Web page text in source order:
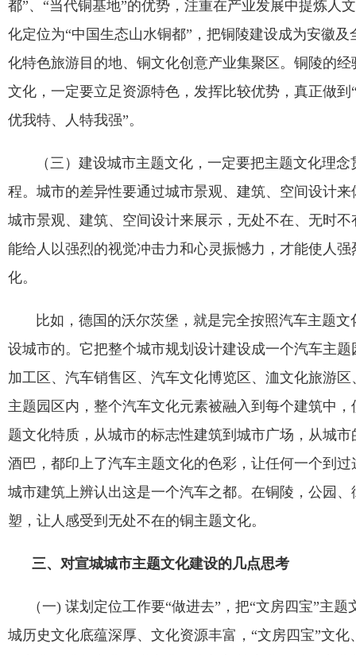
都”、 “当代铜基地”的优势，注重在产业发展中提炼人
化定位为“中国生态山水铜都” ，把铜陵建设成为安徽
化特色旅游目的地、铜文化创意产业集聚区。铜陵的
文化，一定要立足资源特色，发挥比较优势，真正做到
优我特、人特我强”。
（三）建设城市主题文化，一定要把主题文化理
程。城市的差异性要通过城市景观、建筑、空间设计
城市景观、建筑、空间设计来展示，无处不在、无时
能给人以强烈的视觉冲击力和心灵振憾力，才能使人
化。
比如，德国的沃尔茨堡，就是完全按照汽车主题文
设城市的。它把整个城市规划设计建设成一个汽车主
加工区、汽车销售区、汽车文化博览区、洫文化旅游
主题园区内，整个汽车文化元素被融入到每个建筑中
题文化特质，从城市的标志性建筑到城市广场，从城
酒巴，都印上了汽车主题文化的色彩，让任何一个到
城市建筑上辨认出这是一个汽车之都。在铜陵，公园
塑，让人感受到无处不在的铜主题文化。
三、对宣城城市主题文化建设的几点思考
（一) 谋划定位工作要“做进去” ，把“文房四宝”主题
城历史文化底蕴深厚、文化资源丰富， “文房四宝”文化